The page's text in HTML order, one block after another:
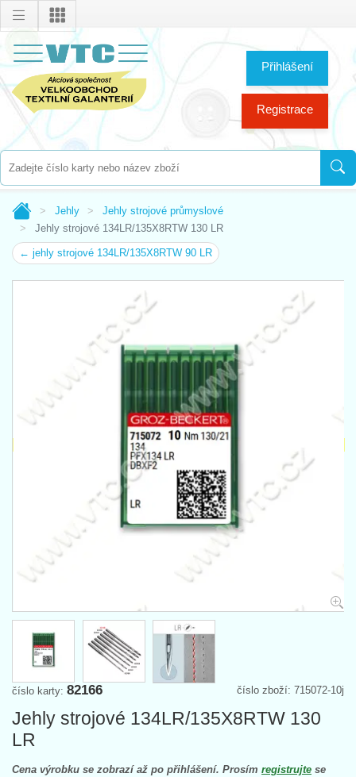
Přihlášení
Registrace
Jehly
Jehly strojové průmyslové
Jehly strojové 134LR/135X8RTW 130 LR
← jehly strojové 134LR/135X8RTW 90 LR
číslo zboží: 715072-10j
číslo karty: 82166
Jehly strojové 134LR/135X8RTW 130
LR
Cena výrobku se zobrazí až po přihlášení. Prosím registrujte se